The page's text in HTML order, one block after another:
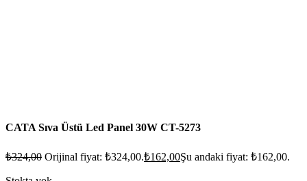
CATA Sıva Üstü Led Panel 30W CT-5273
₺324,00 Orijinal fiyat: ₺324,00.₺162,00Şu andaki fiyat: ₺162,00.